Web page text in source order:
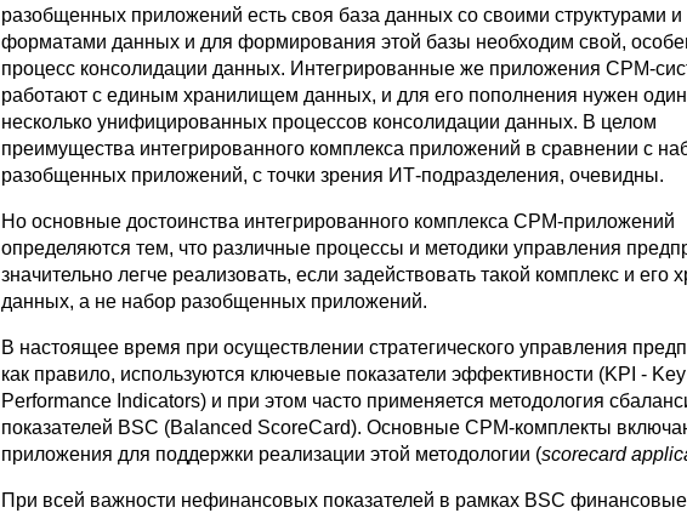
разобщенных приложений есть своя база данных со своими структурами и
форматами данных и для формирования этой базы необходим свой,
процесс консолидации данных. Интегрированные же приложения CPM-
работают с единым хранилищем данных, и для его пополнения нужен
несколько унифицированных процессов консолидации данных. В целом
преимущества интегрированного комплекса приложений в сравнении с
разобщенных приложений, с точки зрения ИТ-подразделения, очевидны.
Но основные достоинства интегрированного комплекса CPM-приложений
определяются тем, что различные процессы и методики управления
значительно легче реализовать, если задействовать такой комплекс и его
данных, а не набор разобщенных приложений.
В настоящее время при осуществлении стратегического управления
как правило, используются ключевые показатели эффективности (KPI - Key
Performance Indicators) и при этом часто применяется методология
показателей BSC (Balanced ScoreCard). Основные CPM-комплекты
приложения для поддержки реализации этой методологии (scorecard
При всей важности нефинансовых показателей в рамках BSC финансовые